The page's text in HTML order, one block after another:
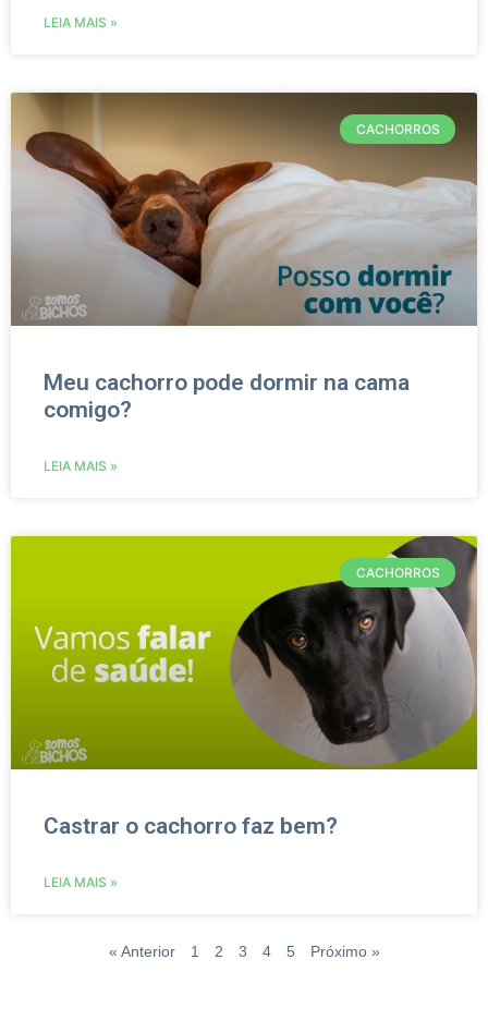
LEIA MAIS »
CACHORROS
Meu cachorro pode dormir na cama
comigo?
LEIA MAIS »
CACHORROS
Castrar o cachorro faz bem?
LEIA MAIS »
« Anterior 1 2 3 4 5 Próximo »